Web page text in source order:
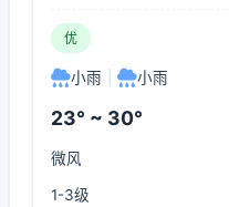
优
小雨 小雨
23° ~ 30°
微风
1-3级